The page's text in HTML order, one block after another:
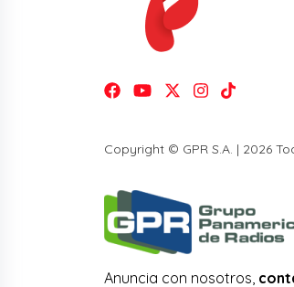
Copyright © GPR S.A. | 2026
Anuncia con nosotros,